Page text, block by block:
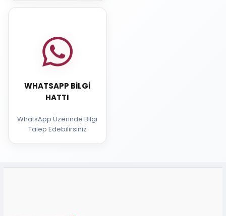
WHATSAPP BILGI
HATTI
WhatsApp Üzerinde Bilgi
Talep Edebilirsiniz